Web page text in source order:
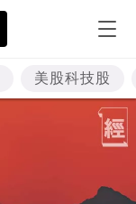
美股科技股